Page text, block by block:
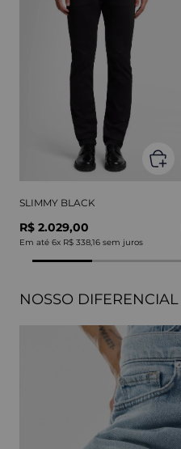
SLIMMY BLACK
R$ 2.029,00
Em até 6x R$ 338,16 sem juros
NOSSO DIFERENCIAL